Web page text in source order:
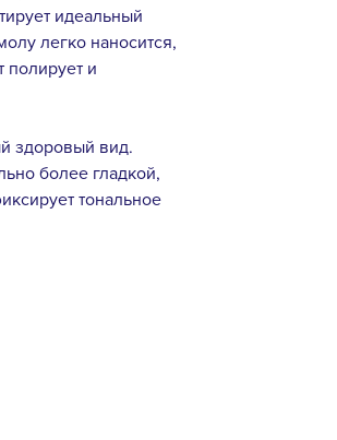
идеальный
легко наносится,
полирует и
здоровый вид.
более гладкой,
тональное